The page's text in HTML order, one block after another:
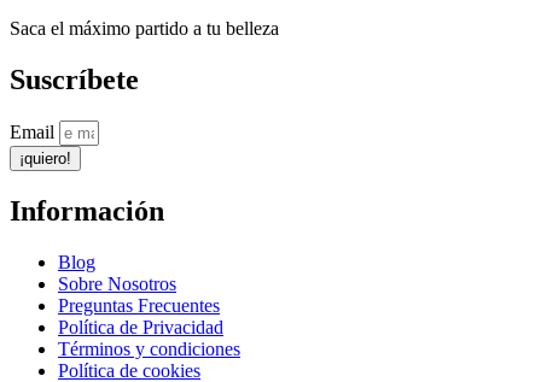
Saca el máximo partido a tu belleza
Suscríbete
Email
¡quiero!
Información
Blog
Sobre Nosotros
Preguntas Frecuentes
Política de Privacidad
Términos y condiciones
Política de cookies